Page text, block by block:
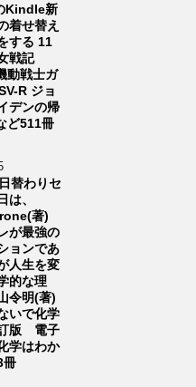
Kindle新
着せ替え
する 11
戦記
動戦士ガ
R ジョ
デンの帰
ど511冊
替わりセ
は、
著)
が最強の
ョンであ
人生を変
的な理
令明(著)
いで化学
版 電子
学はわか
冊